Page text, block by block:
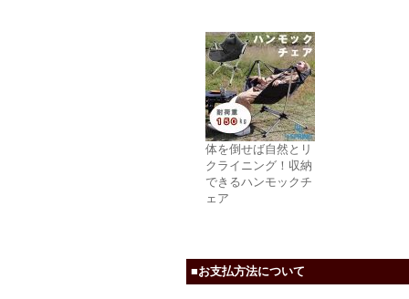
体を倒せば自然とリ
クライニング！収納
できるハンモックチ
ェア
■お支払方法について